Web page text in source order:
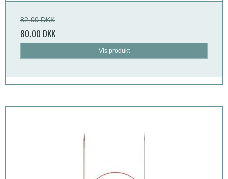
82,00 DKK
80,00 DKK
Vis produkt